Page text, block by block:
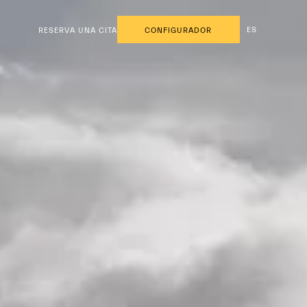
RESERVA UNA CITA CONFIGURADOR ES